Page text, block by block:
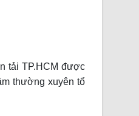
tải TP.HCM được
thường xuyên tổ